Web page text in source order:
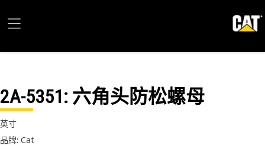
2A-5351: 六角头防松螺母
英寸
品牌: Cat